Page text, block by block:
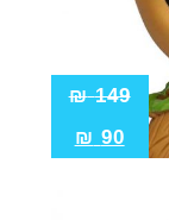
149
₪
90
₪